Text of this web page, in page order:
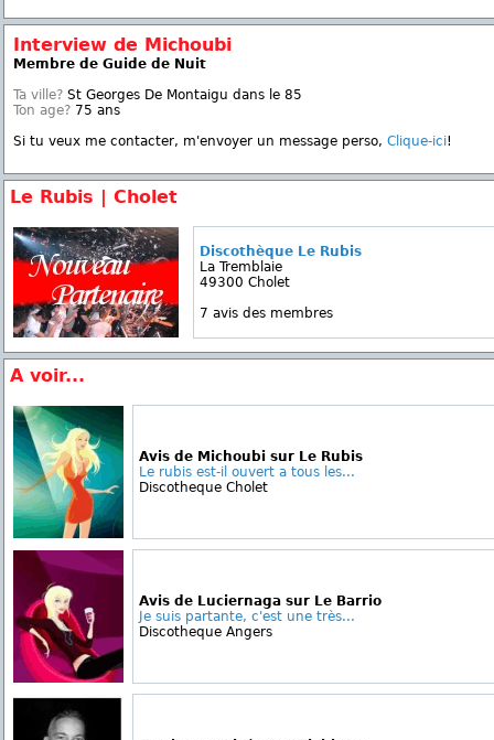
Interview de Michoubi
Membre de Guide de Nuit
Ta ville? St Georges De Montaigu dans le 85
Ton age? 75 ans
Si tu veux me contacter, m'envoyer un message perso, Clique-ici!
Le Rubis | Cholet
Discothèque Le Rubis
La Tremblaie
49300 Cholet
7 avis des membres
A voir...
Avis de Michoubi sur Le Rubis
Le rubis est-il ouvert a tous les...
Discotheque Cholet
Avis de Luciernaga sur Le Barrio
Je suis partante, c'est une très...
Discotheque Angers